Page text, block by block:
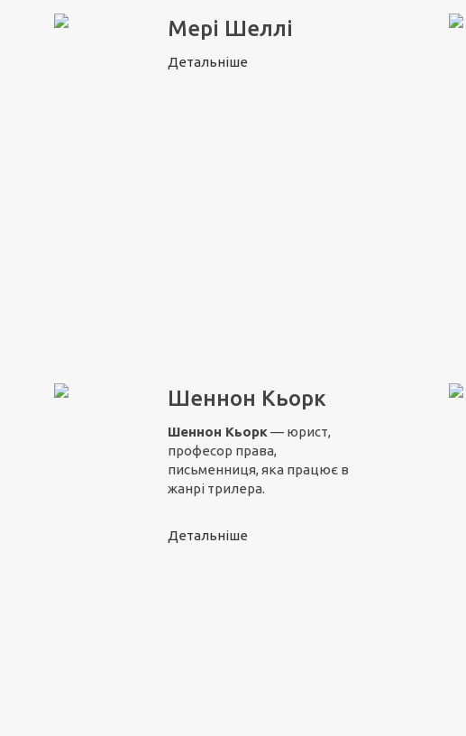
Мері Шеллі
Детальніше
Шеннон Кьорк
Шеннон Кьорк— юрист,
професор права,
письменниця, яка працює в
жанрі трилера.
Детальніше